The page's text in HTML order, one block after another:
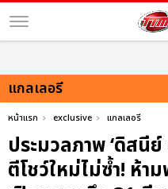
แกลเลอรี
หน้าแรก exclusive แกลเลอรี
ประมวลภาพ ‘ดิสนี
ตีโชว์ใหม่ไม่ซ้ำ! ห้